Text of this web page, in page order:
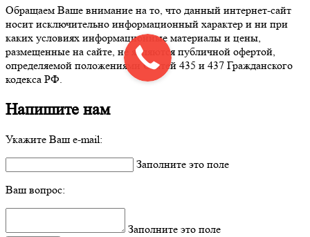
Обращаем Ваше внимание на то, что данный интернет-сайт
носит исключительно информационный характер и ни при
каких условиях информационные материалы и цены,
размещенные на сайте, не являются публичной офертой,
определяемой положениями Статей 435 и 437 Гражданского
кодекса РФ.
Напишите нам
Укажите Ваш e-mail:
Заполните это поле
Ваш вопрос:
Заполните это поле